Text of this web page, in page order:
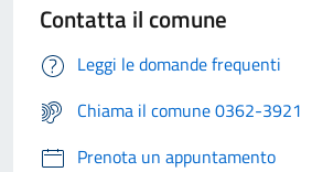
Contatta il comune
Leggi le domande frequenti
Chiama il comune 0362-3921
Prenota un appuntamento